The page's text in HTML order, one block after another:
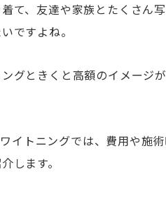
て、友達や家族とたくさん
ですよね。
グときくと高額のイメージ
イトニングでは、費用や施
します。